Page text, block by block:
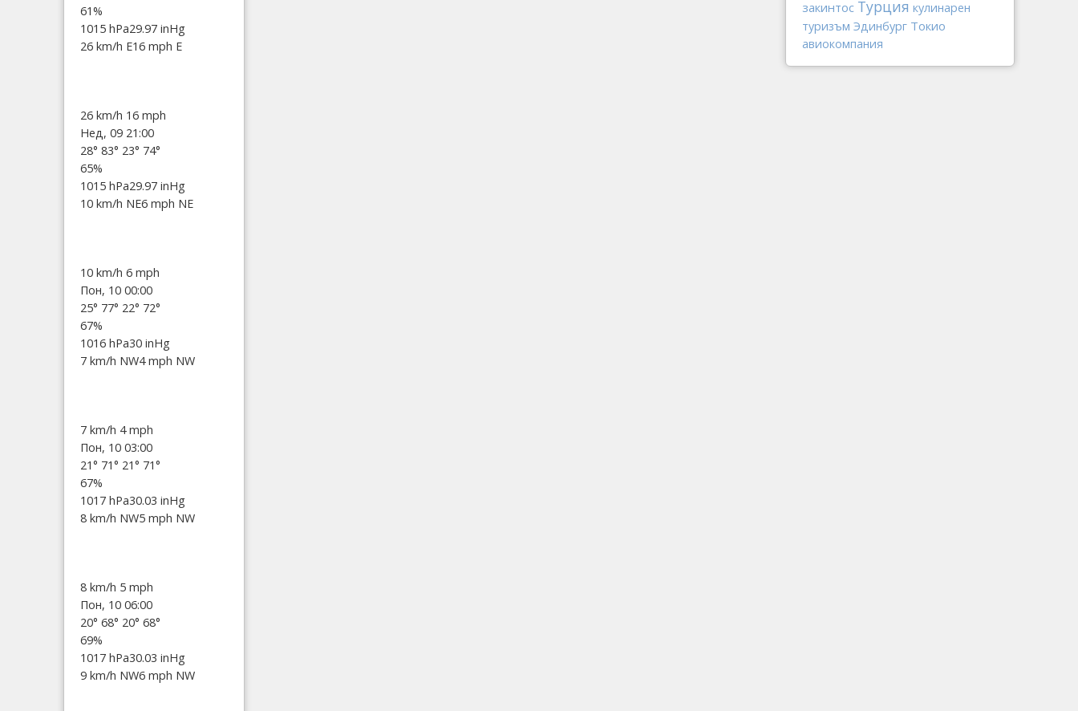
61%
1015 hPa29.97 inHg
26 km/h E16 mph E
26 km/h 16 mph
Нед, 09 21:00
28° 83° 23° 74°
65%
1015 hPa29.97 inHg
10 km/h NE6 mph NE
10 km/h 6 mph
Пон, 10 00:00
25° 77° 22° 72°
67%
1016 hPa30 inHg
7 km/h NW4 mph NW
7 km/h 4 mph
Пон, 10 03:00
21° 71° 21° 71°
67%
1017 hPa30.03 inHg
8 km/h NW5 mph NW
8 km/h 5 mph
Пон, 10 06:00
20° 68° 20° 68°
69%
1017 hPa30.03 inHg
9 km/h NW6 mph NW
закинтос Турция кулинарен
туризъм Эдинбург Токио
авиокомпания